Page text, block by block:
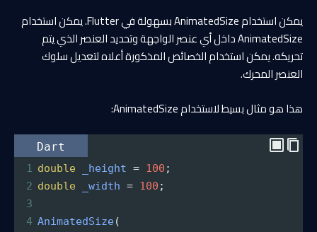
يمكن استخدام AnimatedSize بسهولة في Flutter. يمكن استخدام
AnimatedSize داخل أي عنصر الواجهة وتحديد العنصر الذي يتم
تحريكه. يمكن استخدام الخصائص المذكورة أعلاه لتعديل سلوك
العنصر المحرك.
هذا هو مثال بسيط لاستخدام AnimatedSize:
Dart
1 double _height = 100 ;
2 double _width = 100 ;
3
4 AnimatedSize(